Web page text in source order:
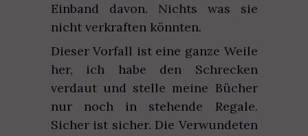
Einband davon. Nichts was sie
nicht verkraften könnten.
Dieser Vorfall ist eine ganze Weile
her, ich habe den Schrecken
verdaut und stelle meine Bücher
nur noch in stehende Regale.
Sicher ist sicher. Die Verwundeten